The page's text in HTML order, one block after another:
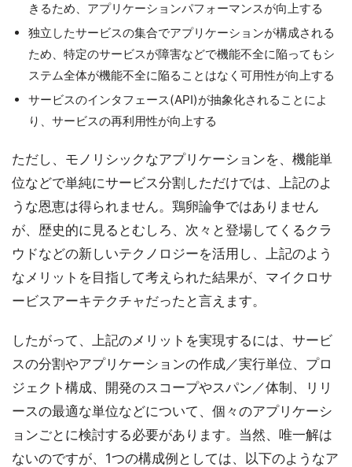
きるため、アプリケーションパフォーマンスが向上する
独立したサービスの集合でアプリケーションが構成される
ため、特定のサービスが障害などで機能不全に陥ってもシ
ステム全体が機能不全に陥ることはなく可用性が向上する
サービスのインタフェース(API)が抽象化されることによ
り、サービスの再利用性が向上する
ただし、モノリシックなアプリケーションを、機能単
位などで単純にサービス分割しただけでは、上記のよ
うな恩恵は得られません。鶏卵論争ではありません
が、歴史的に見るとむしろ、次々と登場してくるクラ
ウドなどの新しいテクノロジーを活用し、上記のよう
なメリットを目指して考えられた結果が、マイクロサ
ービスアーキテクチャだったと言えます。
したがって、上記のメリットを実現するには、サービ
スの分割やアプリケーションの作成／実行単位、プロ
ジェクト構成、開発のスコープやスパン／体制、リリ
ースの最適な単位などについて、個々のアプリケーシ
ョンごとに検討する必要があります。当然、唯一解は
ないのですが、1つの構成例としては、以下のようなア